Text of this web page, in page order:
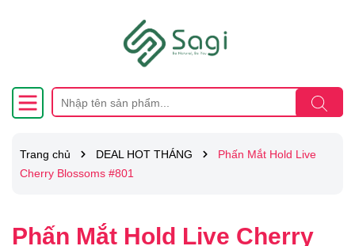
Trang chủ DEAL HOT THÁNG
Phấn Mắt Hold Live
Cherry Blossoms #801
Phấn Mắt Hold Live Cherry